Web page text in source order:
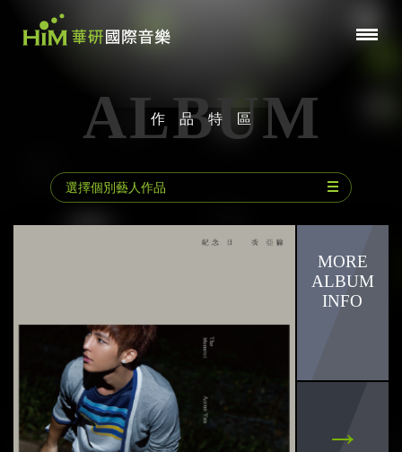
作品特區
ALBUM
選擇個別藝人作品
動力火車
郁可唯
曾沛慈
木木 林葦妮